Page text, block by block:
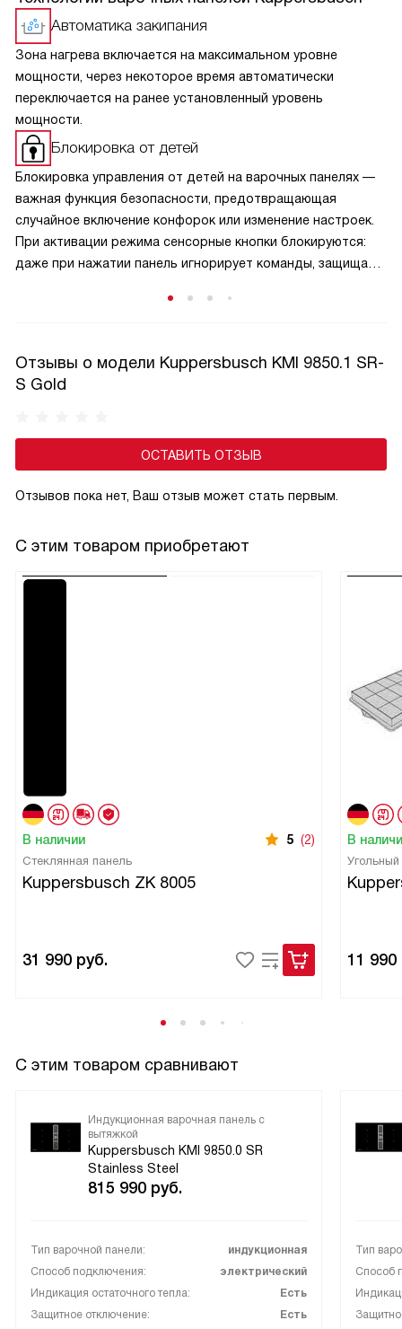
Автоматика закипания
Зона нагрева включается на максимальном уровне
мощности, через некоторое время автоматически
переключается на ранее установленный уровень
мощности.
Блокировка от детей
Блокировка управления от детей на варочных панелях —
важная функция безопасности, предотвращающая
случайное включение конфорок или изменение настроек.
При активации режима сенсорные кнопки блокируются:
даже при нажатии панель игнорирует команды, защищая
в семьях с маленькими детьми и добавляет спокойствие
при готовке.
Отзывы о модели Kuppersbusch KMI 9850.1 SR-
S Gold
ОСТАВИТЬ ОТЗЫВ
Отзывов пока нет, Ваш отзыв может стать первым.
С этим товаром приобретают
В наличии 5 (2)
Стеклянная панель
Kuppersbusch ZK 8005
31 990 руб.
В
11 990
С этим товаром сравнивают
Индукционная варочная панель с
вытяжкой
Kuppersbusch KMI 9850.0 SR
Stainless Steel
815 990 руб.
Тип варочной панели:
индукционная
Способ подключения:
электрический
Индикация остаточного тепла:
Есть
Защитное отключение:
Есть
Тип
Способ